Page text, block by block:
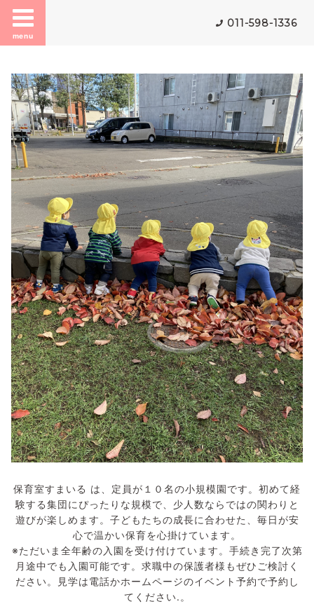
menu
011-598-1336
保育室すまいる は、定員が１０名の小規模園です。初めて経
験する集団にぴったりな規模で、少人数ならではの関わりと
遊びが楽しめます。子どもたちの成長に合わせた、毎日が安
心で温かい保育を心掛けています。
※ただいま全年齢の入園を受け付けています。手続き完了次第
月途中でも入園可能です。求職中の保護者様もぜひご検討く
ださい。見学は電話かホームページのイベント予約で予約し
てください.。